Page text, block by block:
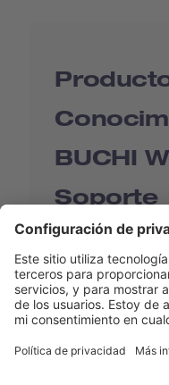
BUCHI
Soporte
Shop
Contact